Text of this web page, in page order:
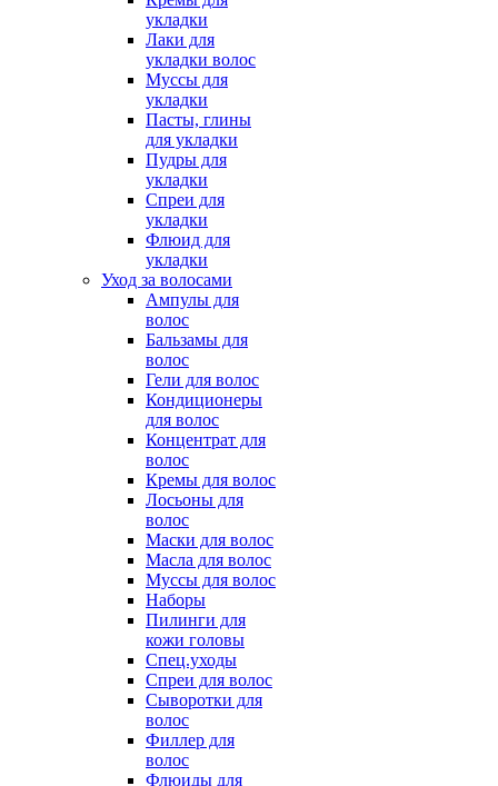
укладки
Лаки для
укладки волос
Муссы для
укладки
Пасты, глины
для укладки
Пудры для
укладки
Спреи для
укладки
Флюид для
укладки
Уход за волосами
Ампулы для
волос
Бальзамы для
волос
Гели для волос
Кондиционеры
для волос
Концентрат для
волос
Кремы для волос
Лосьоны для
волос
Маски для волос
Масла для волос
Муссы для волос
Наборы
Пилинги для
кожи головы
Спец.уходы
Спреи для волос
Сыворотки для
волос
Филлер для
волос
Флюиды для